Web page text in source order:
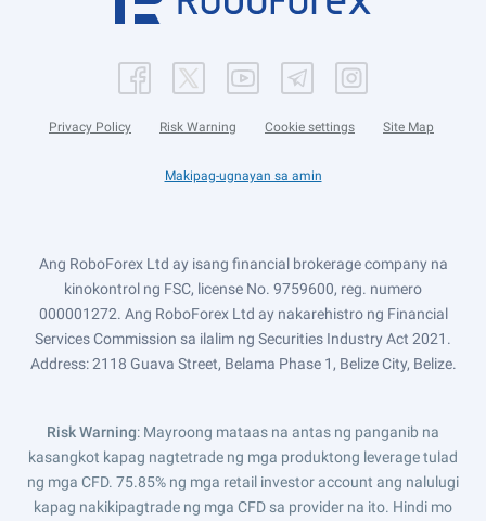
Privacy Policy Risk Warning Cookie settings Site Map
Makipag-ugnayan sa amin
Ang RoboForex Ltd ay isang financial brokerage company na
kinokontrol ng FSC, license No. 9759600, reg. numero
000001272. Ang RoboForex Ltd ay nakarehistro ng Financial
Services Commission sa ilalim ng Securities Industry Act 2021.
Address: 2118 Guava Street, Belama Phase 1, Belize City, Belize.
Risk Warning: Mayroong mataas na antas ng panganib na
kasangkot kapag nagtetrade ng mga produktong leverage tulad
ng mga CFD. 75.85% ng mga retail investor account ang nalulugi
kapag nakikipagtrade ng mga CFD sa provider na ito. Hindi mo